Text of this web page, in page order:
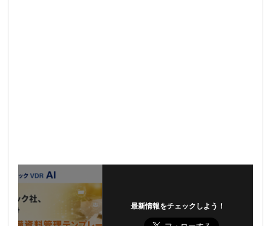
最新情報をチェックしよう！